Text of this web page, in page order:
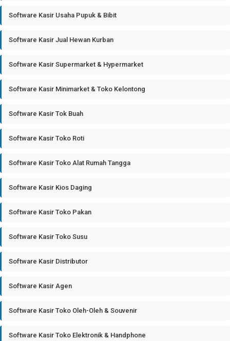
Software Kasir Usaha Pupuk & Bibit
Software Kasir Jual Hewan Kurban
Software Kasir Supermarket & Hypermarket
Software Kasir Minimarket & Toko Kelontong
Software Kasir Tok Buah
Software Kasir Toko Roti
Software Kasir Toko Alat Rumah Tangga
Software Kasir Kios Daging
Software Kasir Toko Pakan
Software Kasir Toko Susu
Software Kasir Distributor
Software Kasir Agen
Software Kasir Toko Oleh-Oleh & Souvenir
Software Kasir Toko Elektronik & Handphone